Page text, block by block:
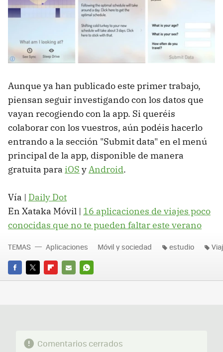
Aunque ya han publicado este primer trabajo,
piensan seguir investigando con los datos que
vayan recogiendo con la app. Si queréis
colaborar con los vuestros, aún podéis hacerlo
entrando a la sección "Submit data" en el menú
principal de la app, disponible de manera
gratuita para iOS yAndroid.
Vía | Daily Dot
En Xataka Móvil | 16 aplicaciones de viajes poco
conocidas que no te pueden faltar este verano
FACEBOOK
TWITTERFLIPBOARD
E-
WHATSAPP
TEMAS Aplicaciones Móvil y sociedad estudio
Comentarios cerrados